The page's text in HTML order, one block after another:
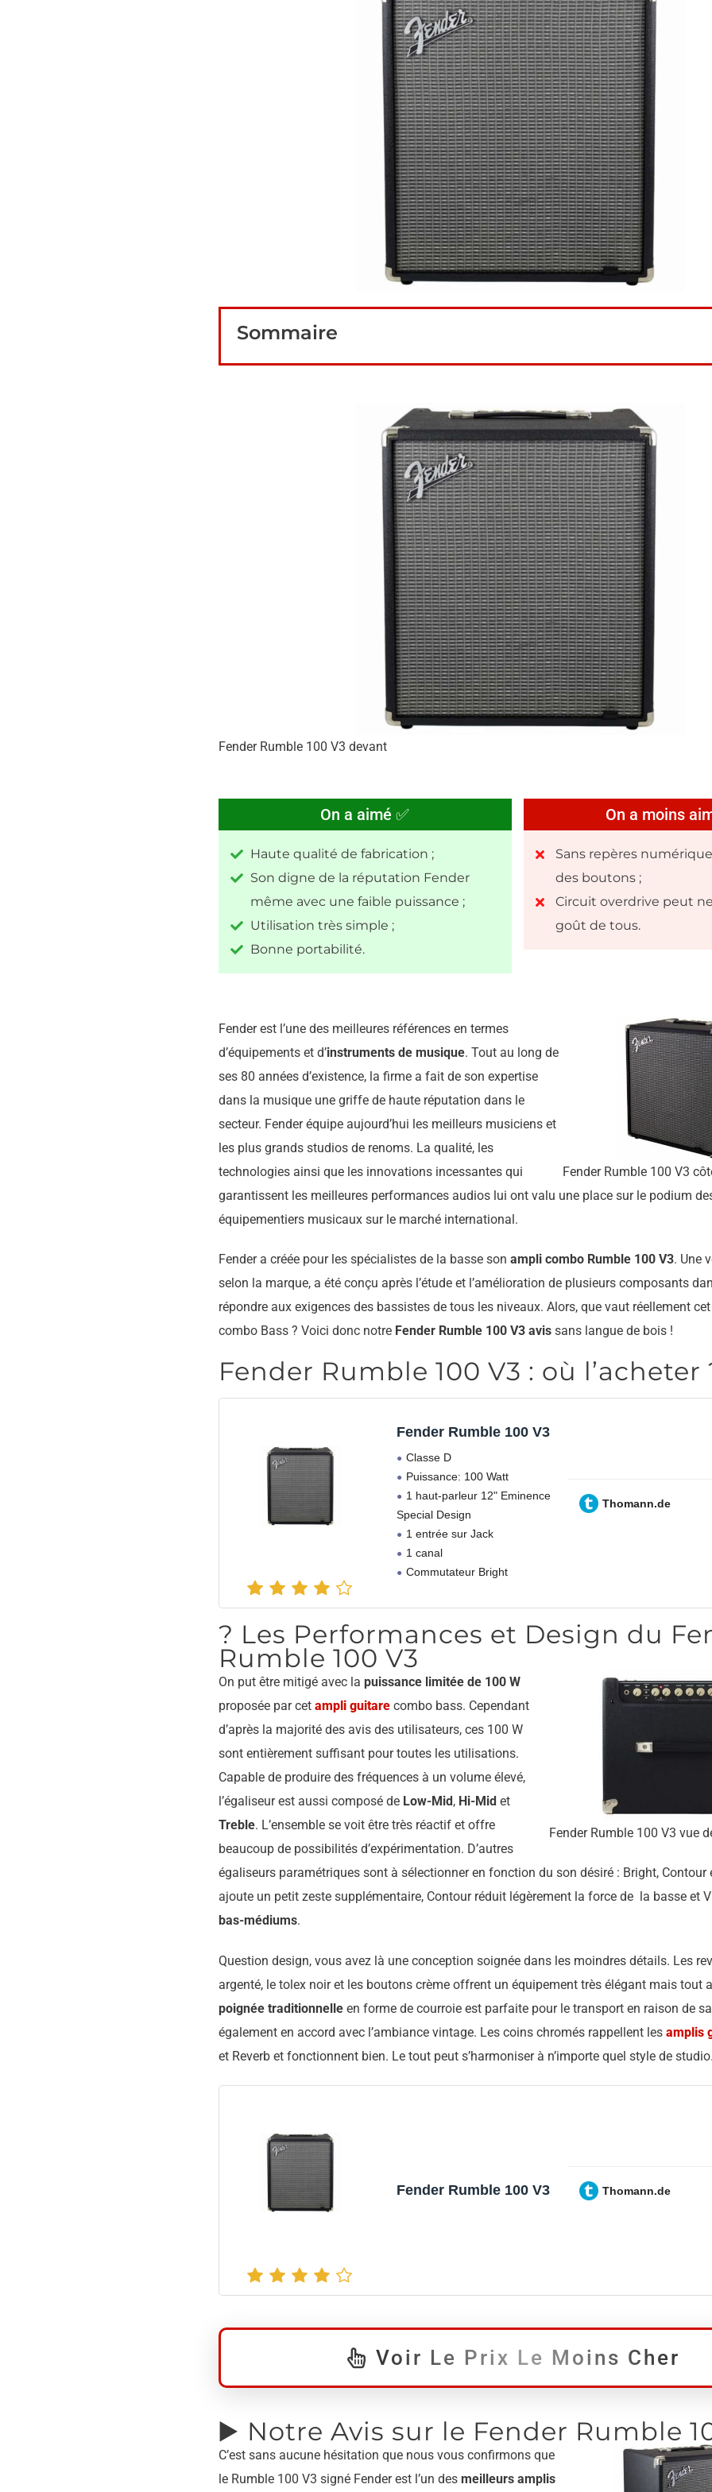
Sommaire
Fender Rumble 100 V3 devant
On a aimé ✅
Haute qualité de fabrication ;
Son digne de la réputation Fender
même avec une faible puissance ;
Utilisation très simple ;
Bonne portabilité.
On a moins
Sans repères
des boutons ;
Circuit overdrive peut
goût de tous.
Fender Rumble 100 V3
Fender est l’une des meilleures références en termes
d’équipements et d’instruments de musique. Tout au long de
ses 80 années d’existence, la firme a fait de son expertise
dans la musique une griffe de haute réputation dans le
secteur. Fender équipe aujourd’hui les meilleurs musiciens et
les plus grands studios de renoms. La qualité, les
technologies ainsi que les innovations incessantes qui
garantissent les meilleures performances audios lui ont valu une place sur le podium
équipementiers musicaux sur le marché international.
Fender a créée pour les spécialistes de la basse son ampli combo Rumble 100 V3. Une
selon la marque, a été conçu après l’étude et l’amélioration de plusieurs composants
répondre aux exigences des bassistes de tous les niveaux. Alors, que vaut réellement
combo Bass ? Voici donc notre Fender Rumble 100 V3 avissans langue de bois !
Fender Rumble 100 V3 : où l’acheter
Fender Rumble 100 V3
Classe D
Puissance: 100 Watt
1 haut-parleur 12" Eminence
Special Design
1 entrée sur Jack
1 canal
Commutateur Bright
Thomann.de
?️ Les Performances et Design du
Rumble 100 V3
Fender Rumble 100 V3 vue
On put être mitigé avec la puissance limitée de 100 W
proposée par cet ampli guitarecombo bass. Cependant
d’après la majorité des avis des utilisateurs, ces 100 W
sont entièrement suffisant pour toutes les utilisations.
Capable de produire des fréquences à un volume élevé,
l’égaliseur est aussi composé de Low-Mid , Hi-Mid et
Treble. L’ensemble se voit être très réactif et offre
beaucoup de possibilités d’expérimentation. D’autres
égaliseurs paramétriques sont à sélectionner en fonction du son désiré : Bright, Contour
ajoute un petit zeste supplémentaire, Contour réduit légèrement la force de la basse et
bas-médiums.
Question design, vous avez là une conception soignée dans les moindres détails. Les
argenté, le tolex noir et les boutons crème offrent un équipement très élégant mais tout
poignée traditionnelleen forme de courroie est parfaite pour le transport en raison de
également en accord avec l’ambiance vintage. Les coins chromés rappellent les amplis
et Reverb et fonctionnent bien. Le tout peut s’harmoniser à n’importe quel style de
Fender Rumble 100 V3 Thomann.de
Voir Le Prix Le Moins Cher
▶️ Notre Avis sur le Fender Rumble
C’est sans aucune hésitation que nous vous confirmons que
le Rumble 100 V3 signé Fender est l’un des meilleurs amplis